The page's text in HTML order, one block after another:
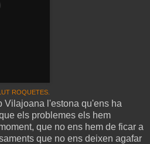
ROQUETES.
Vilajoana l'estona qu'ens ha
els problemes els hem
que no ens hem de ficar a
que no ens deixen agafar